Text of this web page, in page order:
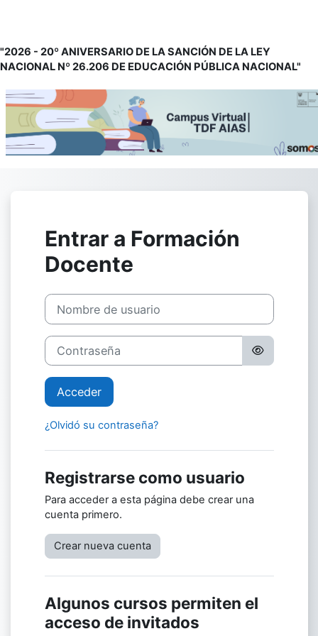
"2026 - 20º ANIVERSARIO DE LA SANCIÓN DE LA LEY
NACIONAL Nº 26.206 DE EDUCACIÓN PÚBLICA NACIONAL"
Entrar a Formación
Docente
Saltar a creación de una nueva cuenta
Nombre de usuario
Contraseña
Acceder
¿Olvidó su contraseña?
Registrarse como usuario
Para acceder a esta página debe crear una
cuenta primero.
Crear nueva cuenta
Algunos cursos permiten el
acceso de invitados